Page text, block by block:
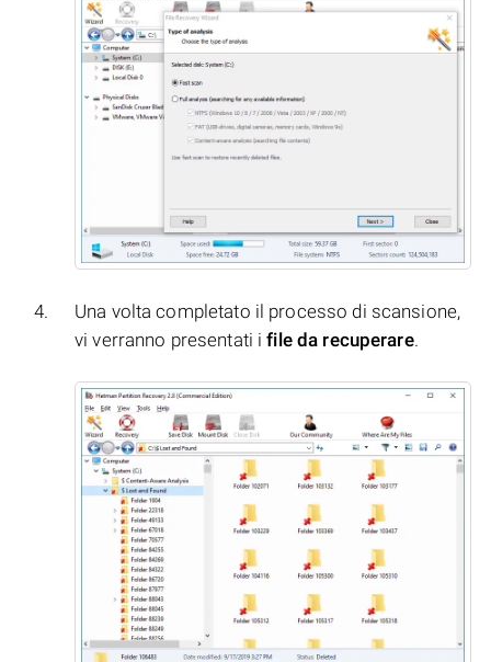
Una volta completato il processo di scansione,
vi verranno presentati ifile da recuperare.